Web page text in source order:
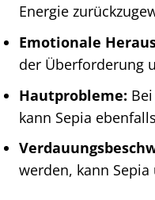
Energie
Emotionale
der Überforderung
Hautprobleme:
kann Sepia
werden, kann